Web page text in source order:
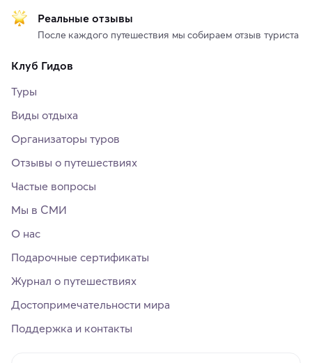
Реальные отзывы
После каждого путешествия мы собираем отзыв туриста
Клуб Гидов
Туры
Виды отдыха
Организаторы туров
Отзывы о путешествиях
Частые вопросы
Мы в СМИ
О нас
Подарочные сертификаты
Журнал о путешествиях
Достопримечательности мира
Поддержка и контакты